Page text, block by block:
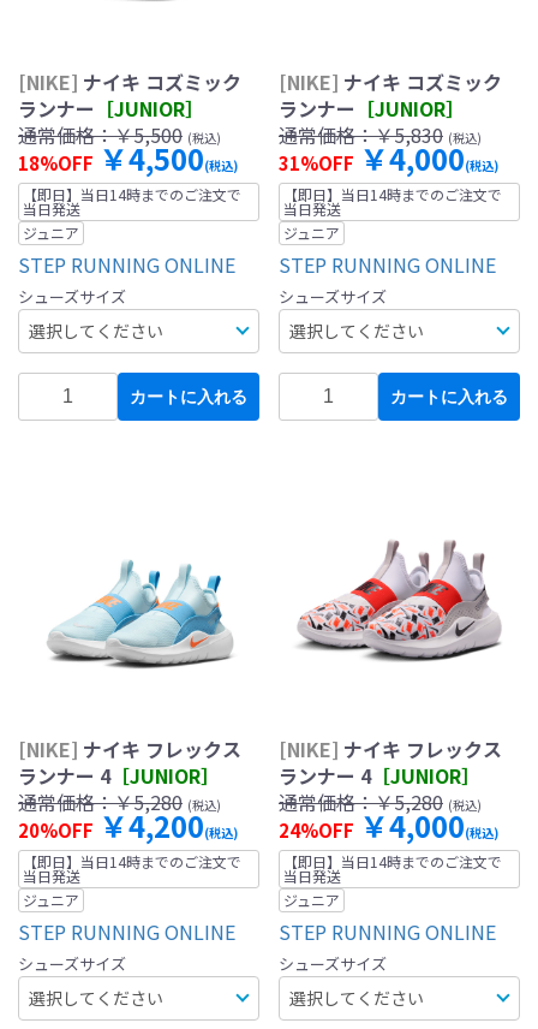
[NIKE] ナイキ コズミック
ランナー ［JUNIOR］
通常価格：￥5,500 (税込)
18%OFF ￥4,500(税込)
【即日】当日14時までのご注文で
当日発送
ジュニア
STEP RUNNING ONLINE
シューズサイズ
カートに入れる
[NIKE] ナイキ コズミック
ランナー ［JUNIOR］
通常価格：￥5,830 (税込)
31%OFF ￥4,000(税込)
【即日】当日14時までのご注文で
当日発送
ジュニア
STEP RUNNING ONLINE
シューズサイズ
カートに入れる
[NIKE] ナイキ フレックス
ランナー 4［JUNIOR］
通常価格：￥5,280 (税込)
20%OFF ￥4,200(税込)
【即日】当日14時までのご注文で
当日発送
ジュニア
STEP RUNNING ONLINE
シューズサイズ
[NIKE] ナイキ フレックス
ランナー 4［JUNIOR］
通常価格：￥5,280 (税込)
24%OFF ￥4,000(税込)
【即日】当日14時までのご注文で
当日発送
ジュニア
STEP RUNNING ONLINE
シューズサイズ